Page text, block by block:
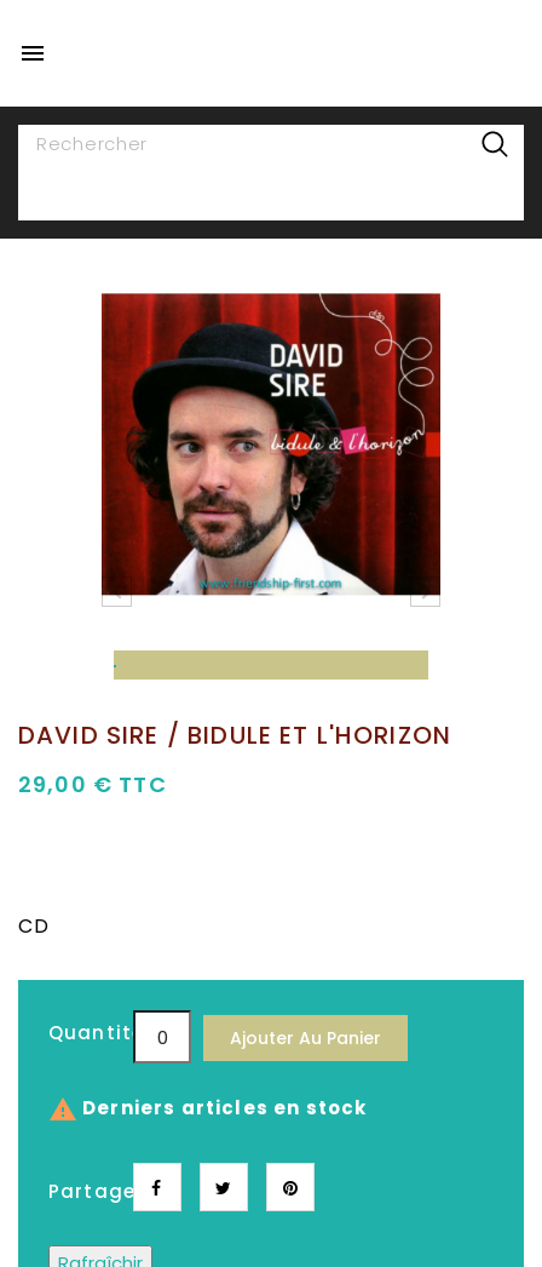

 
DAVID SIRE / BIDULE ET L'HORIZON
29,00 € TTC
CD
Quantité Ajouter Au Panier
 Derniers articles en stock
Partager